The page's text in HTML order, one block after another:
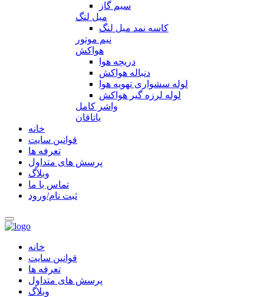
سیم گاز
میل لنگ
کاسه نمد میل لنگ
نیم موتور
هواکش
دریچه هوا
دنباله هواکش
لوله سشواری تهویه هوا
لوله لرزه گیر هواکش
واشر کامل
یاتاقان
خانه
قوانین سایت
تعرفه ها
پرسش های متداول
وبلاگ
تماس با ما
ثبت نام/ورود
خانه
قوانین سایت
تعرفه ها
پرسش های متداول
وبلاگ